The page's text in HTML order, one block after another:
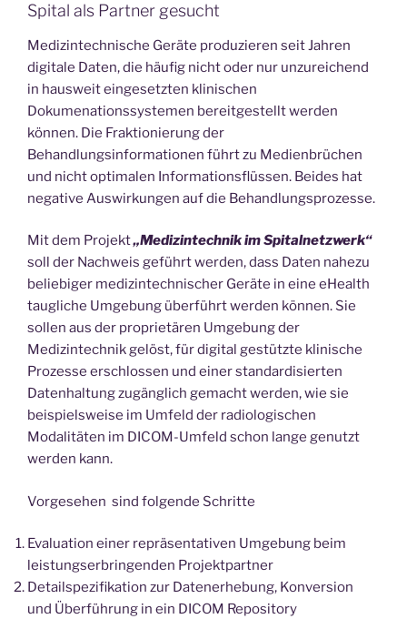
Spital als Partner gesucht
Medizintechnische Geräte produzieren seit Jahren
digitale Daten, die häufig nicht oder nur unzureichend
in hausweit eingesetzten klinischen
Dokumenationssystemen bereitgestellt werden
können. Die Fraktionierung der
Behandlungsinformationen führt zu Medienbrüchen
und nicht optimalen Informationsflüssen. Beides hat
negative Auswirkungen auf die Behandlungsprozesse.
Mit dem Projekt„Medizintechnik im Spitalnetzwerk“
soll der Nachweis geführt werden, dass Daten nahezu
beliebiger medizintechnischer Geräte in eine eHealth
taugliche Umgebung überführt werden können. Sie
sollen aus der proprietären Umgebung der
Medizintechnik gelöst, für digital gestützte klinische
Prozesse erschlossen und einer standardisierten
Datenhaltung zugänglich gemacht werden, wie sie
beispielsweise im Umfeld der radiologischen
Modalitäten im DICOM-Umfeld schon lange genutzt
werden kann.
Vorgesehen sind folgende Schritte
Evaluation einer repräsentativen Umgebung beim
leistungserbringenden Projektpartner
Detailspezifikation zur Datenerhebung, Konversion
und Überführung in ein DICOM Repository